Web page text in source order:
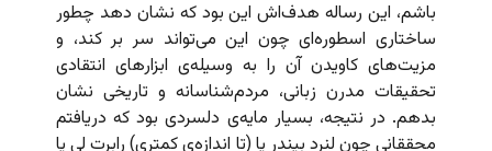
باشم، این رساله هدف‌اش این بود که نشان دهد چطور
ساختاری اسطوره‌ای چون این می‌تواند سر بر کند، و
مزیت‌های کاویدن آن را به وسیله‌ی ابزارهای انتقادی
تحقیقات مدرن زبانی، مردم‌شناسانه و تاریخی نشان
بدهم. در نتیجه، بسیار مایه‌ی دلسردی بود که دریافتم
محققانی چون لنرد بیندر یا (تا اندازه‌ی کمتری) رابرت لی یا